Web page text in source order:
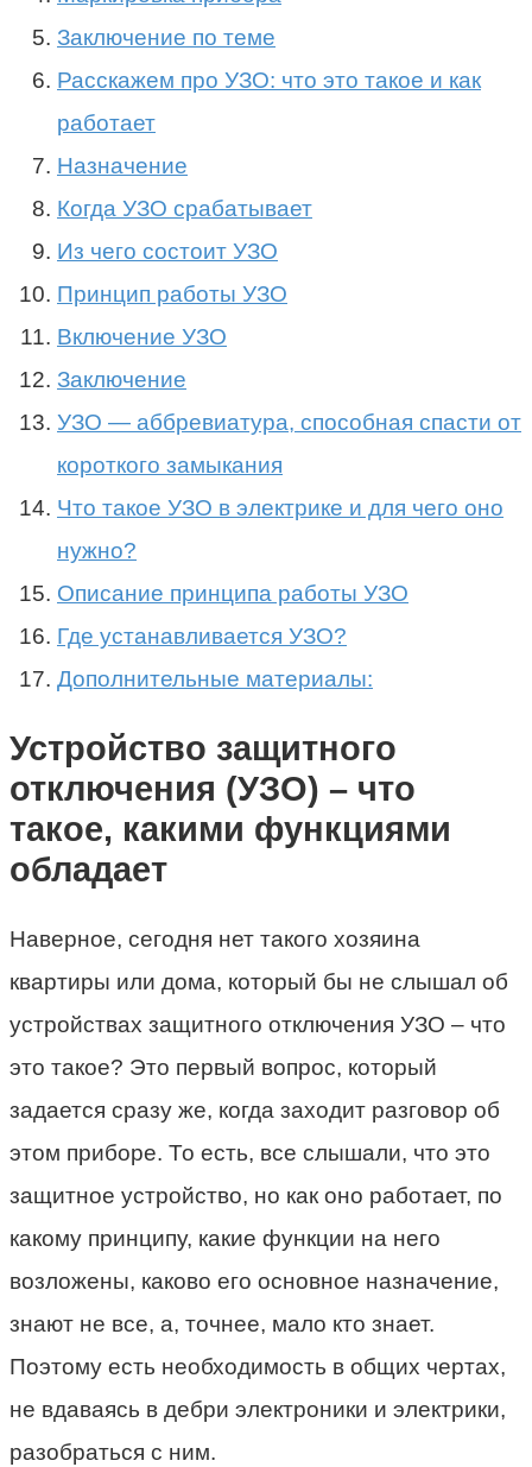
Заключение по теме
Расскажем про УЗО: что это такое и как
работает
Назначение
Когда УЗО срабатывает
Из чего состоит УЗО
Принцип работы УЗО
Включение УЗО
Заключение
УЗО — аббревиатура, способная спасти от
короткого замыкания
Что такое УЗО в электрике и для чего оно
нужно?
Описание принципа работы УЗО
Где устанавливается УЗО?
Дополнительные материалы:
Устройство защитного
отключения (УЗО) – что
такое, какими функциями
обладает
Наверное, сегодня нет такого хозяина
квартиры или дома, который бы не слышал об
устройствах защитного отключения УЗО – что
это такое? Это первый вопрос, который
задается сразу же, когда заходит разговор об
этом приборе. То есть, все слышали, что это
защитное устройство, но как оно работает, по
какому принципу, какие функции на него
возложены, каково его основное назначение,
знают не все, а, точнее, мало кто знает.
Поэтому есть необходимость в общих чертах,
не вдаваясь в дебри электроники и электрики,
разобраться с ним.